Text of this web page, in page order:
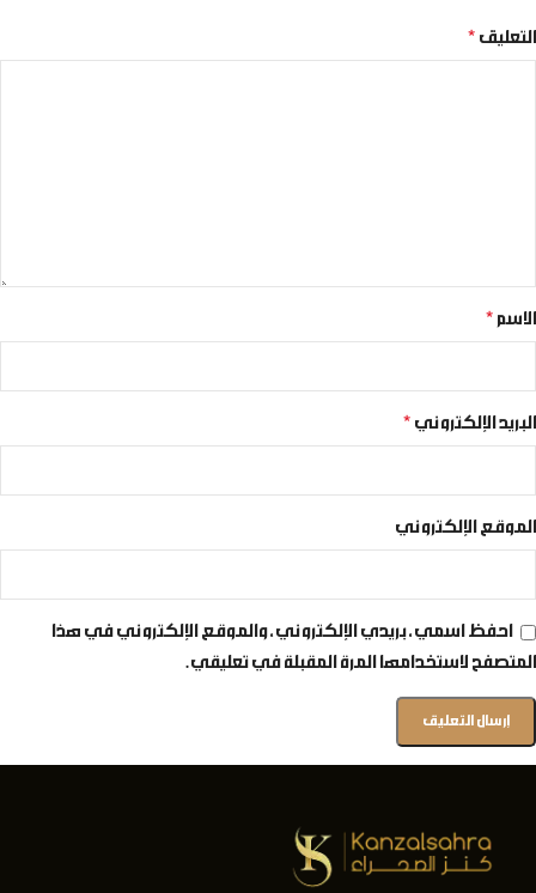
التعليق *
الاسم *
البريد الإلكتروني *
الموقع الإلكتروني
احفظ اسمي، بريدي الإلكتروني، والموقع الإلكتروني في هذا
المتصفح لاستخدامها المرة المقبلة في تعليقي.